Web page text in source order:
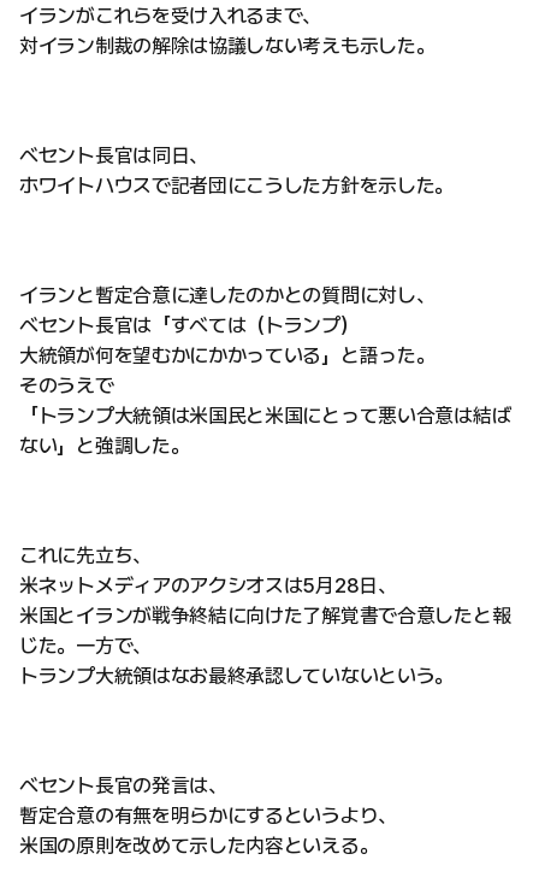
イランがこれらを受け入れるまで、
対イラン制裁の解除は協議しない考えも示した。
ベセント長官は同日、
ホワイトハウスで記者団にこうした方針を示した。
イランと暫定合意に達したのかとの質問に対し、
ベセント長官は「すべては（トランプ）
大統領が何を望むかにかかっている」と語った。
そのうえで
「トランプ大統領は米国民と米国にとって悪い合意は結ば
ない」と強調した。
これに先立ち、
米ネットメディアのアクシオスは5月28日、
米国とイランが戦争終結に向けた了解覚書で合意したと報
じた。一方で、
トランプ大統領はなお最終承認していないという。
ベセント長官の発言は、
暫定合意の有無を明らかにするというより、
米国の原則を改めて示した内容といえる。